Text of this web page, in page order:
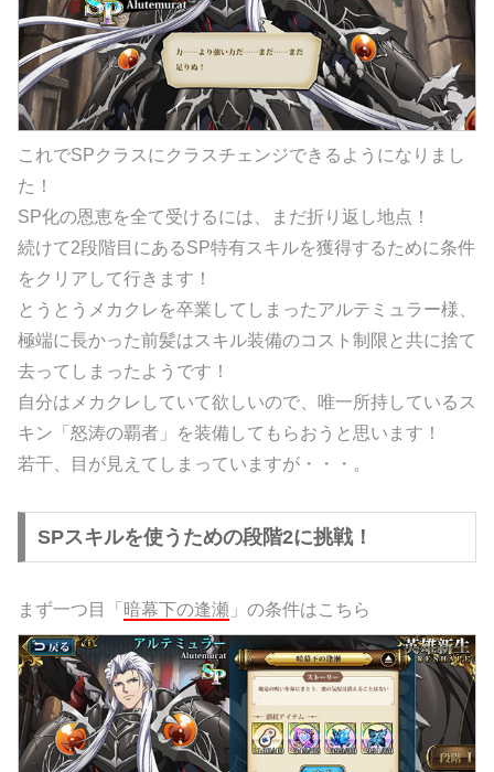
これでSPクラスにクラスチェンジできるようになりまし
た！
SP化の恩恵を全て受けるには、まだ折り返し地点！
続けて2段階目にあるSP特有スキルを獲得するために条件
をクリアして行きます！
とうとうメカクレを卒業してしまったアルテミュラー様、
極端に長かった前髪はスキル装備のコスト制限と共に捨て
去ってしまったようです！
自分はメカクレしていて欲しいので、唯一所持しているス
キン「怒涛の覇者」を装備してもらおうと思います！
若干、目が見えてしまっていますが・・・。
SPスキルを使うための段階2に挑戦！
まず一つ目「 暗幕下の逢瀬 」の条件はこちら